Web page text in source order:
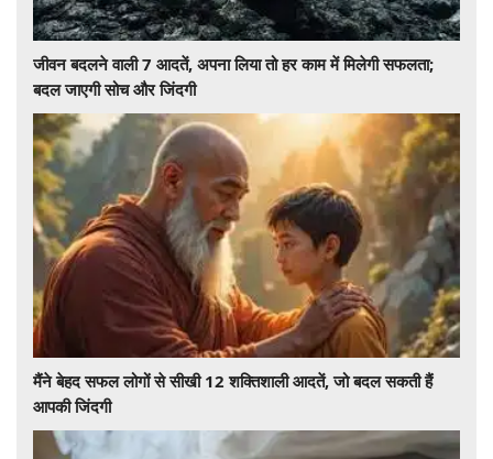
जीवन बदलने वाली 7 आदतें, अपना लिया तो हर काम में मिलेगी सफलता;
बदल जाएगी सोच और जिंदगी
मैंने बेहद सफल लोगों से सीखी 12 शक्तिशाली आदतें, जो बदल सकती हैं
आपकी जिंदगी